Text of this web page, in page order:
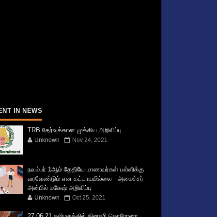
IN NEWS
TRB தேர்வுக்கான முக்கிய அறிவிப்பு
Unknown Nov 24, 2021
நவம்பர் 1ஆம் தேதியே மாணவர்கள் பள்ளிக்கு
வரவேண்டும் என கட்டாயமில்லை - அமைச்சர்
அன்பில் மகேஷ் அறிவிப்பு
Unknown Oct 25, 2021